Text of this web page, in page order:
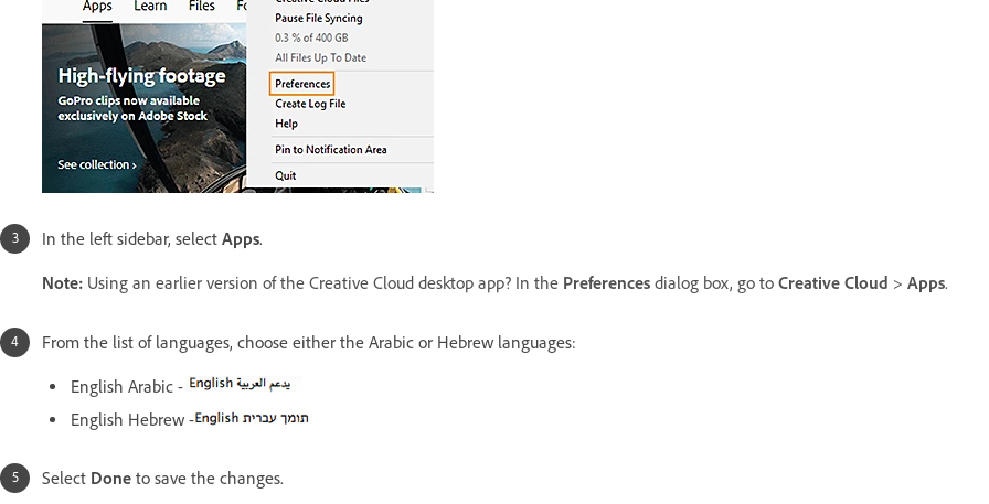
In the left sidebar, select Apps.
Note: Using an earlier version of the Creative Cloud desktop app? In the Preferences dialog box, go to Creative Cloud > Apps.
From the list of languages, choose either the Arabic or Hebrew languages:
English Arabic -
English Hebrew -
Select Done to save the changes.